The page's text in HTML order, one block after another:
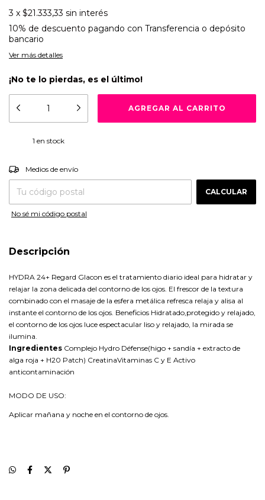
3 x $21.333,33 sin interés
10% de descuento pagando con Transferencia o depósito
bancario
Ver más detalles
¡No te lo pierdas, es el último!
1 en stock
Entregas para el CP:
Medios de envío
CALCULAR
No sé mi código postal
Descripción
HYDRA 24+ Regard Glacon es el tratamiento diario ideal para hidratar y
relajar la zona delicada del contorno de los ojos. El frescor de la textura
combinado con el masaje de la esfera metálica refresca relaja y alisa al
instante el contorno de los ojos. Beneficios Hidratado,protegido y relajado,
el contorno de los ojos luce espectacular liso y relajado, la mirada se
ilumina.
Ingredientes Complejo Hydro Défense(higo + sandía + extracto de
alga roja + H20 Patch) CreatinaVitaminas C y E Activo
anticontaminación
MODO DE USO:
Aplicar mañana y noche en el contorno de ojos.